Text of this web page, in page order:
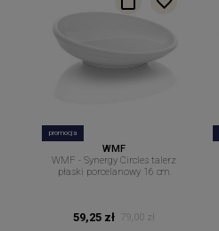
promocja
WMF
WMF - Synergy Circles talerz
płaski porcelanowy 16 cm.
59,25 zł
79,00 zł